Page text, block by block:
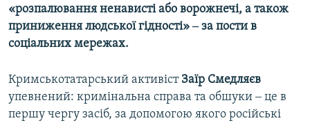
«розпалювання ненависті або ворожнечі, а також
приниження людської гідності» ‒ за пости в
соціальних мережах.
Кримськотатарський активіст Заїр Смедляєв
упевнений: кримінальна справа та обшуки ‒ це в
першу чергу засіб, за допомогою якого російські